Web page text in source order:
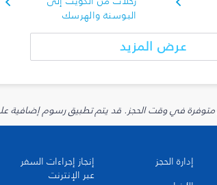
البوسنة والهرسك
عرض المزيد
إدارة الحجز
إنجاز إجراءات السفر
عبر الإنترنت